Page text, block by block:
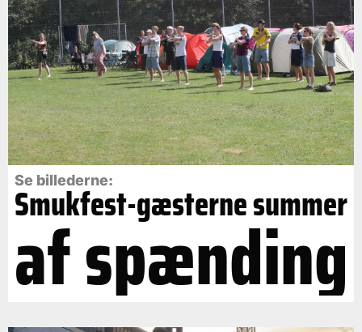
Se billederne:
Smukfest-gæsterne summer
af spænding